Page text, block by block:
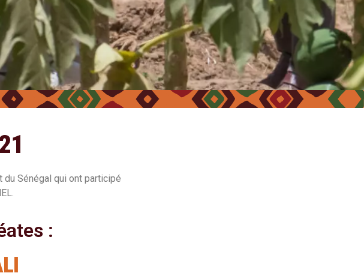
du Sénégal qui ont participé
: